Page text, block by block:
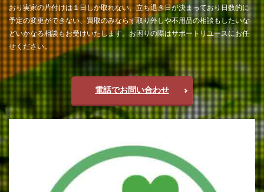
おり実家の片付けは１日しか取れない、立ち退き日が決まっており日数的に
予定の変更ができない、買取のみならず取り外しや不用品の相談もしたいな
どいかなる相談もお受けいたします。お困りの際はサポートリユースにお任
せください。
電話でお問い合わせ